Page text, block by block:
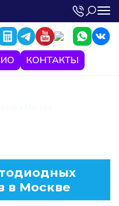
КОНТАКТЫ
в Москве